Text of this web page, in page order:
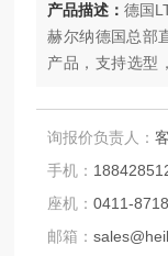
产品描述：德国
赫尔纳德国总部
产品，支持选型
务。
询报价负责人：
手机：
座机：0411-
邮箱：